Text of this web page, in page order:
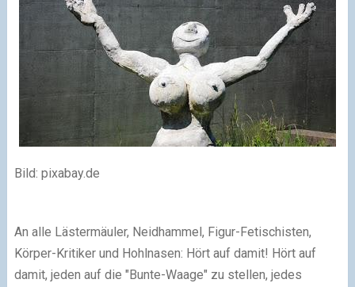
Bild: pixabay.de
An alle Lästermäuler, Neidhammel, Figur-Fetischisten,
Körper-Kritiker und Hohlnasen: Hört auf damit! Hört auf
damit, jeden auf die "Bunte-Waage" zu stellen, jedes